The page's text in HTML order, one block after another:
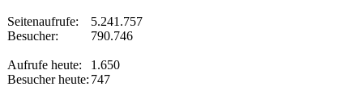
Seitenaufrufe:
Besucher:
Aufrufe heute:
Besucher heute:
5.241.757
790.746
1.650
747